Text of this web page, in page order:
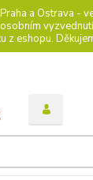
a Ostrava -
z eshopu.